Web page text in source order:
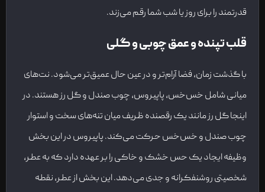
قدرتمند را برای روز یا شب شما رقم می‌زند.
قلب تپنده و عمق چوبی و گلی
با گذشت زمان، فضا آرام‌تر و در عین حال عمیق‌تر می‌شود. نت‌های
میانی شامل خس‌خس، پاپیروس، چوب صندل و گل رز هستند. در
اینجا گل رز مانند یک رقصنده ظریف میان تنه‌های سخت و استوار
چوب صندل و خس‌خس حرکت می‌کند. پاپیروس در این بخش
وظیفه ایجاد یک حس خشک و خاکی را بر عهده دارد که به عطر،
شخصیتی روشنفکرانه و جدی می‌دهد. این بخش از عطر، نقطه